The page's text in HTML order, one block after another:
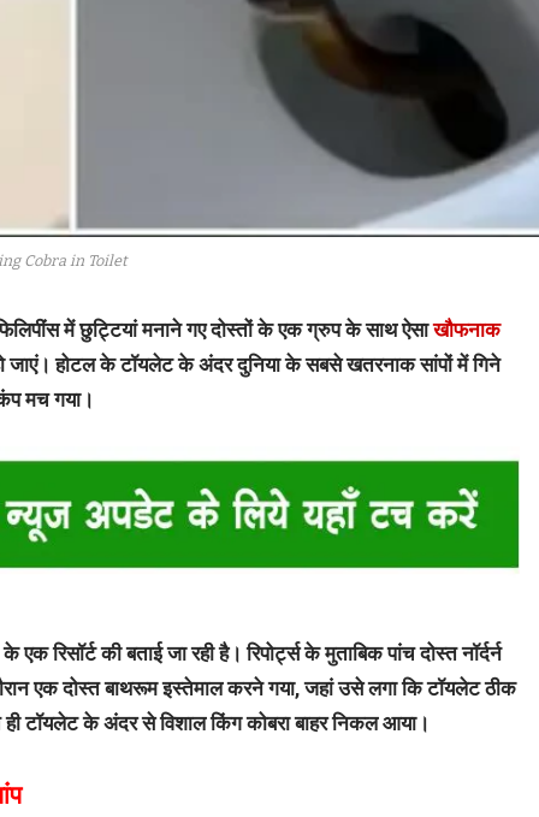
Cobra in Toilet
में छुट्टियां मनाने गए दोस्तों के एक ग्रुप के साथ ऐसाखौफनाक
जाएं। होटल के टॉयलेट के अंदर दुनिया के सबसे खतरनाक सांपों में गिने
मच गया।
रिसॉर्ट की बताई जा रही है। रिपोर्ट्स के मुताबिक पांच दोस्त नॉर्दर्न
एक दोस्त बाथरूम इस्तेमाल करने गया, जहां उसे लगा कि टॉयलेट ठीक
टॉयलेट के अंदर से विशाल किंग कोबरा बाहर निकल आया।